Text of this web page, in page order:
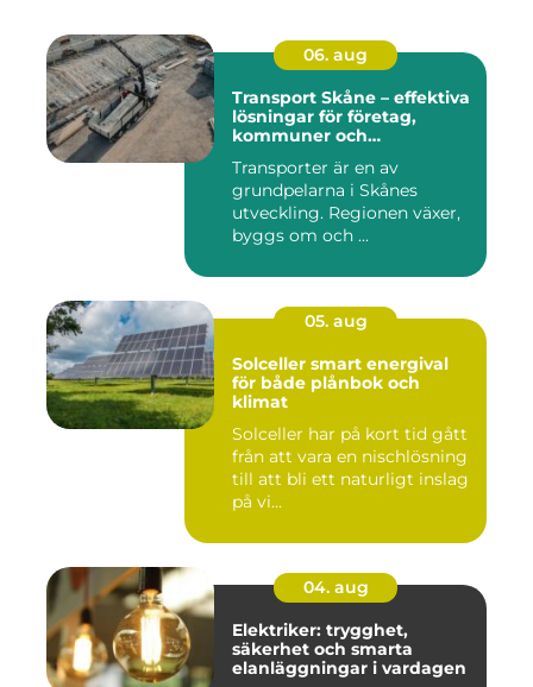
06. aug
Transport Skåne – effektiva
lösningar för företag,
kommuner och
Transporter är en av
grundpelarna i Skånes
utveckling. Regionen växer,
byggs om och ...
05. aug
Solceller smart energival
för både plånbok och
klimat
Solceller har på kort tid gått
från att vara en nischlösning
till att bli ett naturligt inslag
på vi...
04. aug
Elektriker: trygghet,
säkerhet och smarta
elanläggningar i vardagen